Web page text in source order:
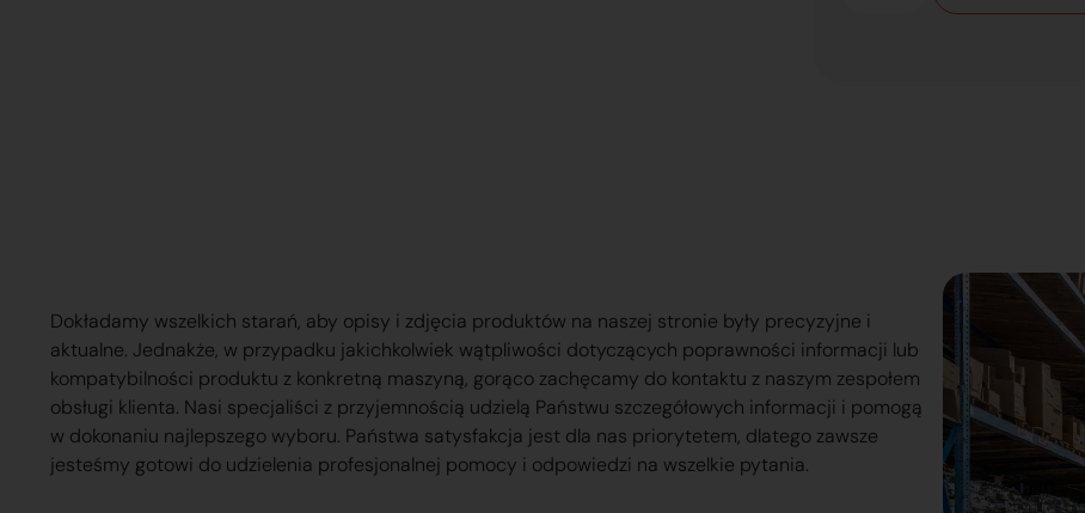
Dokładamy wszelkich starań, aby opisy i zdjęcia produktów na naszej stronie były precyzyjne i
aktualne. Jednakże, w przypadku jakichkolwiek wątpliwości dotyczących poprawności informacji lub
kompatybilności produktu z konkretną maszyną, gorąco zachęcamy do kontaktu z naszym zespołem
obsługi klienta. Nasi specjaliści z przyjemnością udzielą Państwu szczegółowych informacji i pomogą
w dokonaniu najlepszego wyboru. Państwa satysfakcja jest dla nas priorytetem, dlatego zawsze
jesteśmy gotowi do udzielenia profesjonalnej pomocy i odpowiedzi na wszelkie pytania.